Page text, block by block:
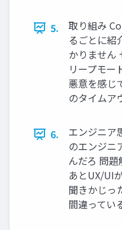
5.
取り組み
るごとに紹
かりません
リープモー
悪意を感じ
のタイムア
6.
エンジニア
のエンジニ
んだろ 問
あとUX/UI
聞きかじっ
間違ってい